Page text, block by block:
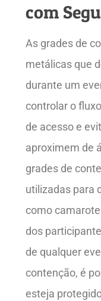
com
As grades de
metálicas que
durante um
controlar o
de acesso e
aproximem de
grades de
utilizadas para
como
dos
de qualquer
contenção, é
esteja